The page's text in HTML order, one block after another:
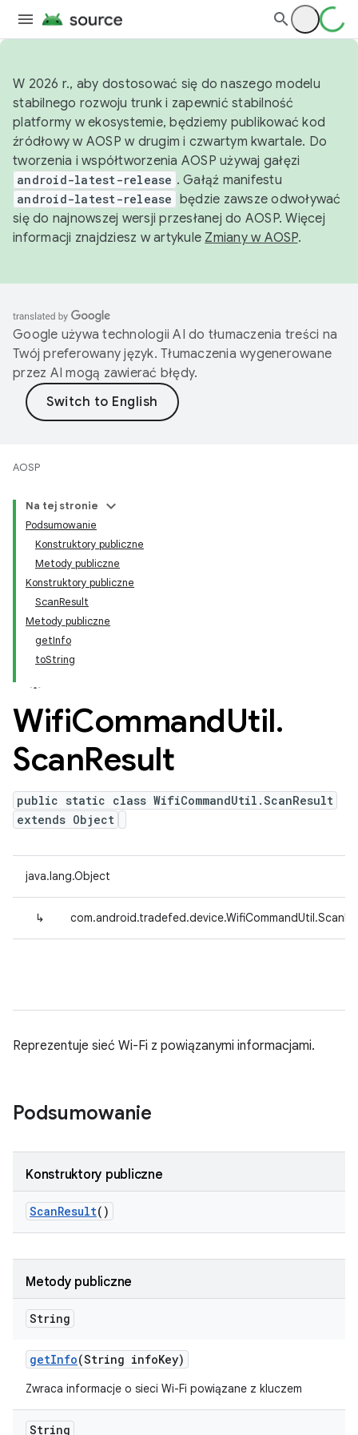
W 2026 r., aby dostosować się do naszego modelu
stabilnego rozwoju trunk i zapewnić stabilność
platformy w ekosystemie, będziemy publikować kod
źródłowy w AOSP w drugim i czwartym kwartale. Do
tworzenia i współtworzenia AOSP używaj gałęzi
android-latest-release . Gałąź manifestu
android-latest-release będzie zawsze odwoływać
się do najnowszej wersji przesłanej do AOSP. Więcej
informacji znajdziesz w artykule Zmiany w AOSP.
Google używa technologii AI do tłumaczenia treści na
Twój preferowany język. Tłumaczenia wygenerowane
przez AI mogą zawierać błędy.
AOSP
Na tej stronie
Podsumowanie
Konstruktory publiczne
Metody publiczne
Konstruktory publiczne
ScanResult
Metody publiczne
getInfo
toString
WifiCommandUtil.
ScanResult
public static class WifiCommandUtil.ScanResult
extends Object
java.lang.Object
↳
Reprezentuje sieć Wi-Fi z powiązanymi informacjami.
Podsumowanie
Konstruktory publiczne
ScanResult()
Metody publiczne
String
getInfo(String infoKey)
Zwraca informacje o sieci Wi-Fi powiązane z kluczem
String